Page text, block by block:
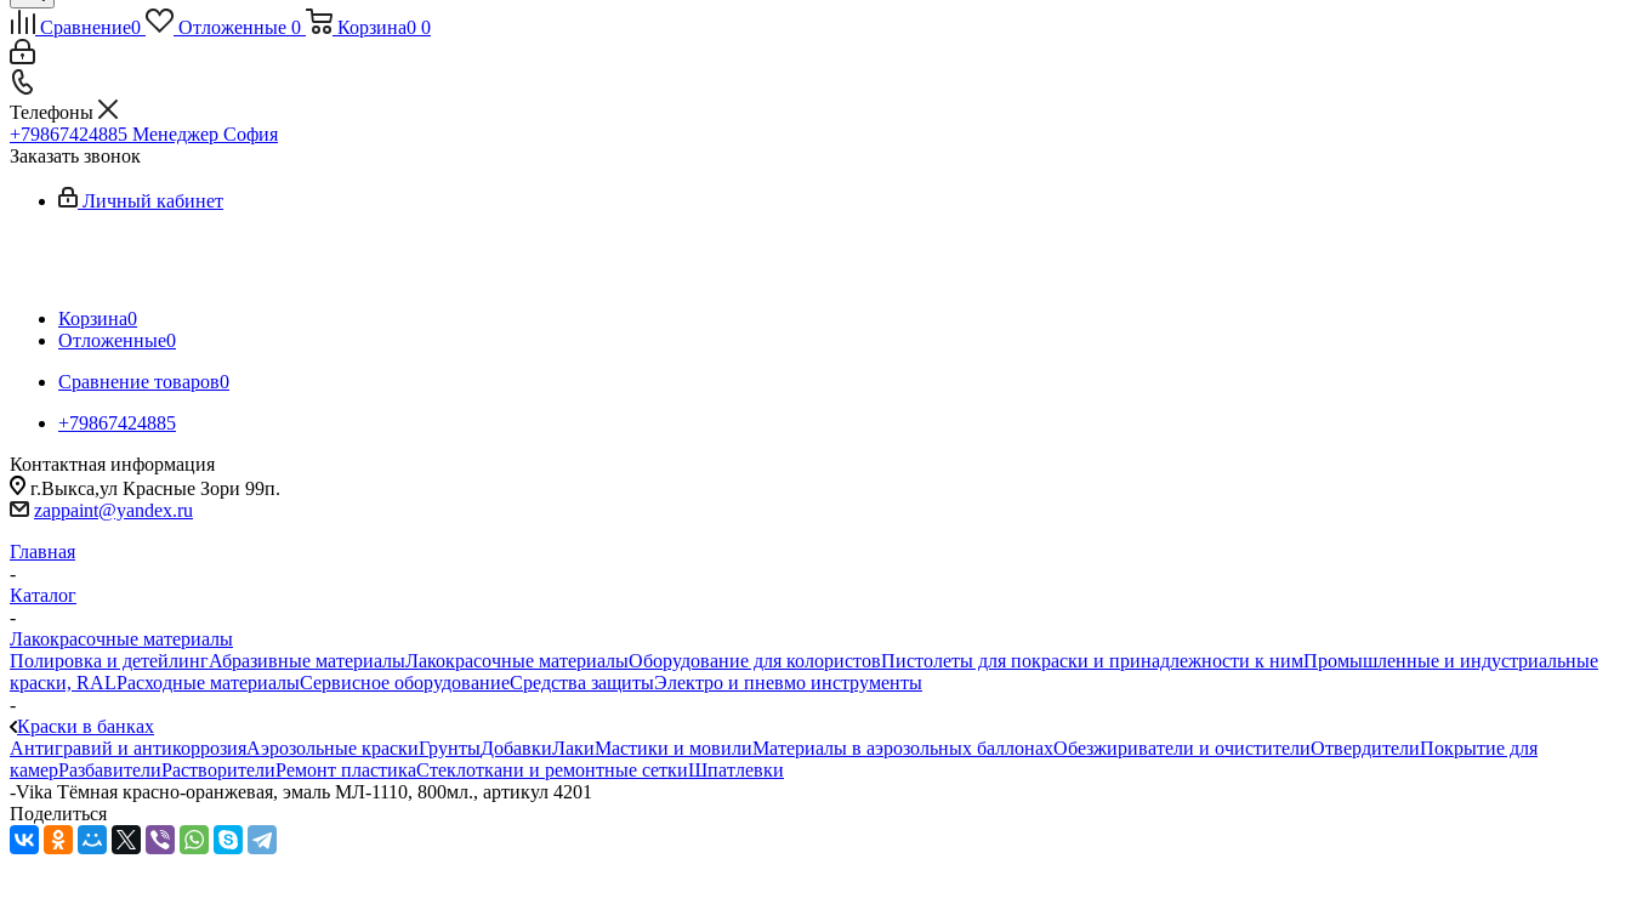
Сравнение0 Отложенные 0 Корзина0 0
Телефоны
+79867424885 Менеджер София
Заказать звонок
Личный кабинет
Корзина0
Отложенные0
Сравнение товаров0
+79867424885
Контактная информация
г.Выкса,ул Красные Зори 99п.
zappaint@yandex.ru
Главная
-
Каталог
-
Лакокрасочные материалы
Полировка и детейлингАбразивные материалыЛакокрасочные материалыОборудование для колористовПистолеты для покраски и принадлежности к нимПромышленные и индустриальные
краски, RALРасходные материалыСервисное оборудованиеСредства защитыЭлектро и пневмо инструменты
-
Краски в банках
Антигравий и антикоррозияАэрозольные краскиГрунтыДобавкиЛакиМастики и мовилиМатериалы в аэрозольных баллонахОбезжириватели и очистителиОтвердителиПокрытие для
камерРазбавителиРастворителиРемонт пластикаСтеклоткани и ремонтные сеткиШпатлевки
-Vika Тёмная красно-оранжевая, эмаль МЛ-1110, 800мл., артикул 4201
Поделиться